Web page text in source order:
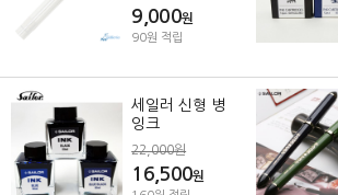
9,000원
90원 적립
세일러 신형 병
잉크
22,000원
16,500원